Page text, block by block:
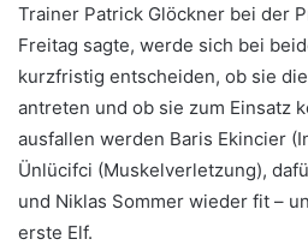
Trainer Patrick Glöckner bei der
Freitag sagte, werde sich bei
kurzfristig entscheiden, ob sie
antreten und ob sie zum Einsatz
ausfallen werden Baris Ekincier
Ünlücifci (Muskelverletzung),
und Niklas Sommer wieder fit –
erste Elf.